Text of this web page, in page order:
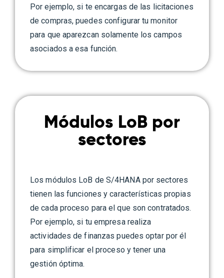
Por ejemplo, si te encargas de las licitaciones
de compras, puedes configurar tu monitor
para que aparezcan solamente los campos
asociados a esa función.
Módulos LoB por
sectores
Los módulos LoB de S/4HANA por sectores
tienen las funciones y características propias
de cada proceso para el que son contratados.
Por ejemplo, si tu empresa realiza
actividades de finanzas puedes optar por él
para simplificar el proceso y tener una
gestión óptima.